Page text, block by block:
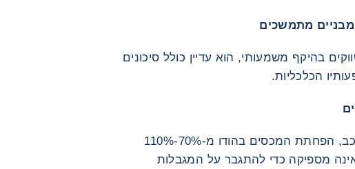
מתמשכים
בהיקף משמעותי, הוא עדיין כולל סיכונים
הכלכליות.
במגזרי מפתח כמו תעשיית הרכב, הפחתת המכסים בהודו מ-70%-110%
אינה מספיקה כדי להתגבר על המגבלות